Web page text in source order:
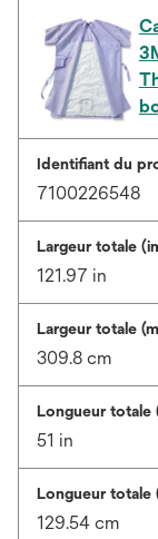
Identifiant du
7100226548
Largeur totale
121.97 in
Largeur totale
309.8 cm
Longueur totale
51 in
Longueur totale
129.54 cm